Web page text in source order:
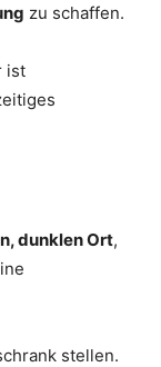
zu schaffen.
ist
dunklen Ort,
stellen.